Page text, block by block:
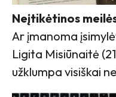
Neįtikėtinos
Ar įmanoma
Ligita Misiūnaitė
užklumpa visiškai